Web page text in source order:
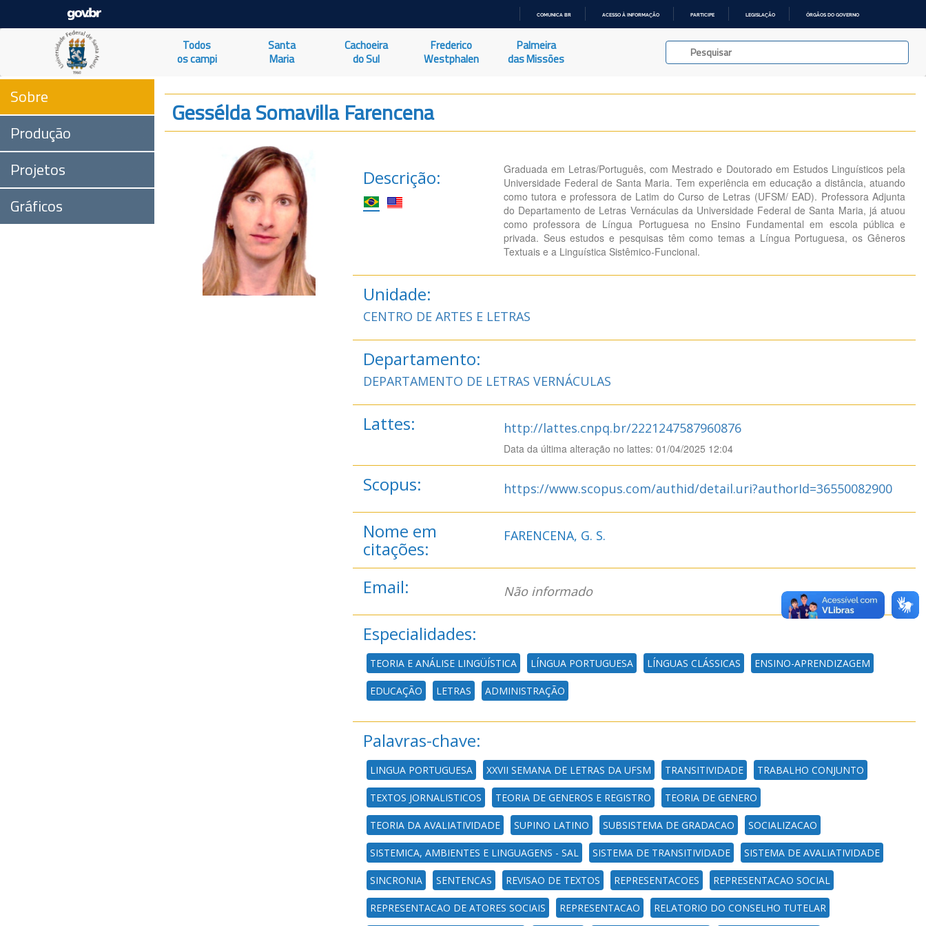
O
COMUNICA BR ACESSO À INFORMAÇÃO PARTICIPE LEGISLAÇÃO ÓRGÃOS DO GOVERNO
Todos
os campi
Santa
Maria
Cachoeira
do Sul
Frederico
Westphalen
Palmeira
das Missões
Sobre
Produção
Projetos
Gráficos
Gessélda Somavilla Farencena
Descrição:
Graduada em Letras/Português, com Mestrado e Doutorado em Estudos Linguísticos pela
Universidade Federal de Santa Maria. Tem experiência em educação a distância, atuando
como tutora e professora de Latim do Curso de Letras (UFSM/ EAD). Professora Adjunta
do Departamento de Letras Vernáculas da Universidade Federal de Santa Maria, já atuou
como professora de Língua Portuguesa no Ensino Fundamental em escola pública e
privada. Seus estudos e pesquisas têm como temas a Língua Portuguesa, os Gêneros
Textuais e a Linguística Sistêmico-Funcional.
Unidade:
CENTRO DE ARTES E LETRAS
Departamento:
DEPARTAMENTO DE LETRAS VERNÁCULAS
Lattes: http://lattes.cnpq.br/2221247587960876
Data da última alteração no lattes: 01/04/2025 12:04
Scopus: https://www.scopus.com/authid/detail.uri?authorId=36550082900
Nome em
citações:
FARENCENA, G. S.
Email: Não informado
Especialidades:
TEORIA E ANÁLISE LINGÜÍSTICA LÍNGUA PORTUGUESA LÍNGUAS CLÁSSICAS ENSINO-APRENDIZAGEM
EDUCAÇÃO LETRAS ADMINISTRAÇÃO
Palavras-chave:
LINGUA PORTUGUESA XXVII SEMANA DE LETRAS DA UFSM TRANSITIVIDADE TRABALHO CONJUNTO
TEXTOS JORNALISTICOS TEORIA DE GENEROS E REGISTRO TEORIA DE GENERO
TEORIA DA AVALIATIVIDADE SUPINO LATINO SUBSISTEMA DE GRADACAO SOCIALIZACAO
SISTEMICA, AMBIENTES E LINGUAGENS - SAL SISTEMA DE TRANSITIVIDADE SISTEMA DE AVALIATIVIDADE
SINCRONIA SENTENCAS REVISAO DE TEXTOS REPRESENTACOES REPRESENTACAO SOCIAL
REPRESENTACAO DE ATORES SOCIAIS REPRESENTACAO RELATORIO DO CONSELHO TUTELAR